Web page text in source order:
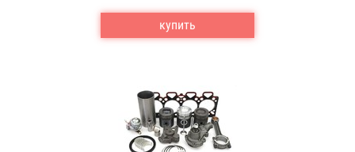
купить